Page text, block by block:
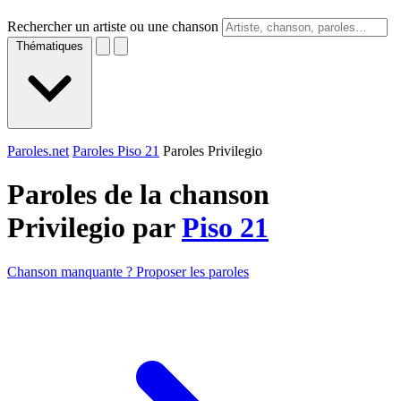
Rechercher un artiste ou une chanson
Thématiques
Paroles.net Paroles Piso 21 Paroles Privilegio
Paroles de la chanson
Privilegio parPiso 21
Chanson manquante ? Proposer les paroles